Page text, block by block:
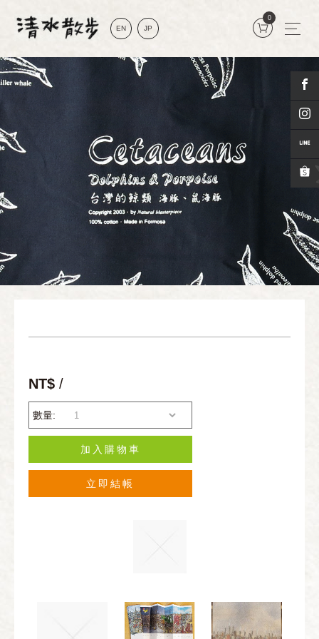
EN JP
0
NT$ /
數量:
加入購物車
立即結帳